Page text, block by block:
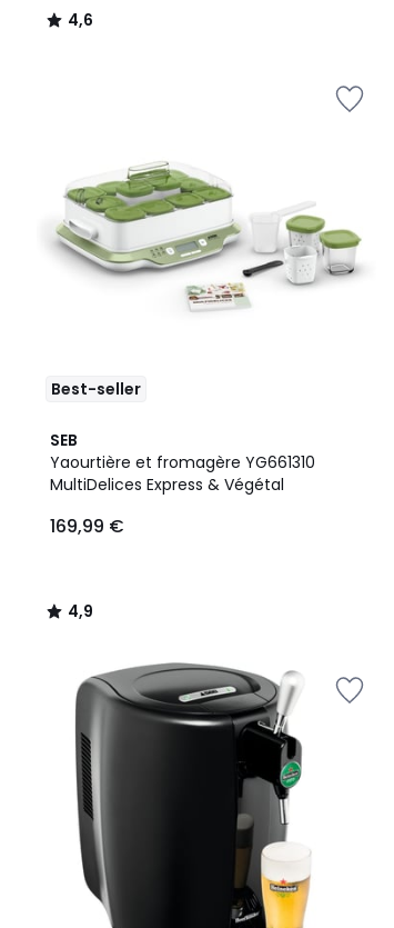
4,6
/
Best-seller
SEB
Yaourtière et fromagère YG661310
MultiDelices Express & Végétal
169,99 €
4,9
/ 5
4,9
/